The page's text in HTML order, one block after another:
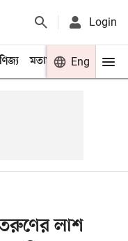
Login
মতামত খেলা
Eng
লাশ